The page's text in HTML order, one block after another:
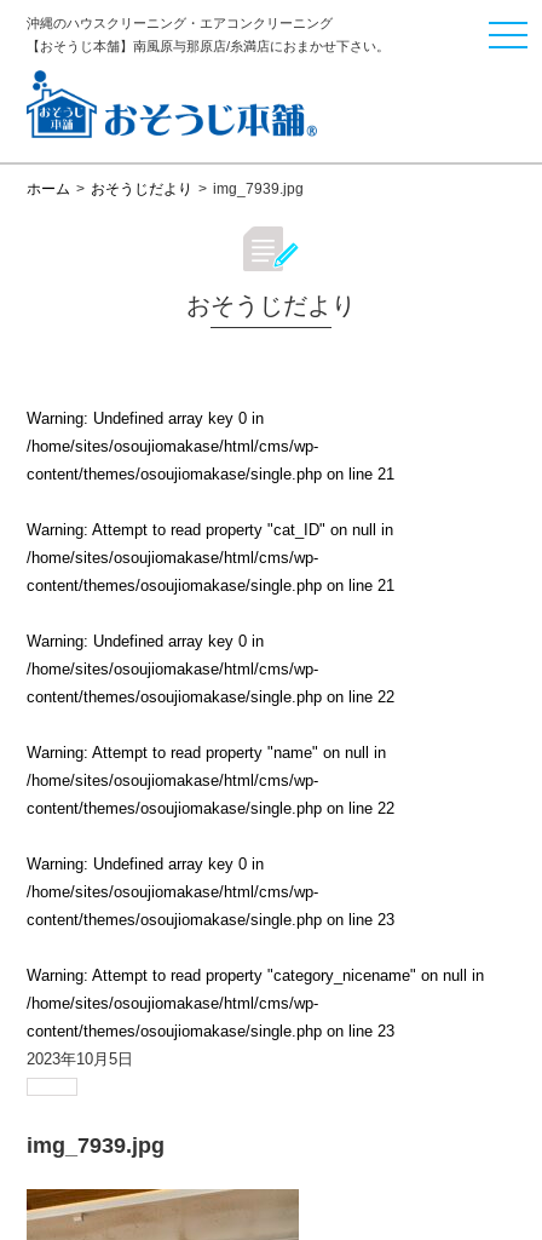
沖縄のハウスクリーニング・エアコンクリーニング
【おそうじ本舗】南風原与那原店/糸満店におまかせ下さい。
ホーム > おそうじだより > img_7939.jpg
おそうじだより
Warning: Undefined array key 0 in
/home/sites/osoujiomakase/html/cms/wp-
content/themes/osoujiomakase/single.php on line 21
Warning: Attempt to read property "cat_ID" on null in
/home/sites/osoujiomakase/html/cms/wp-
content/themes/osoujiomakase/single.php on line 21
Warning: Undefined array key 0 in
/home/sites/osoujiomakase/html/cms/wp-
content/themes/osoujiomakase/single.php on line 22
Warning: Attempt to read property "name" on null in
/home/sites/osoujiomakase/html/cms/wp-
content/themes/osoujiomakase/single.php on line 22
Warning: Undefined array key 0 in
/home/sites/osoujiomakase/html/cms/wp-
content/themes/osoujiomakase/single.php on line 23
Warning: Attempt to read property "category_nicename" on null in
/home/sites/osoujiomakase/html/cms/wp-
content/themes/osoujiomakase/single.php on line 23
2023年10月5日
img_7939.jpg